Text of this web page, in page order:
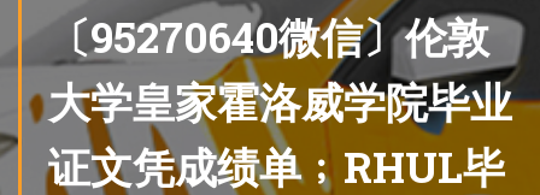
〔95270640微信〕伦敦
大学皇家霍洛威学院毕业
证文凭成绩单﹔RHUL毕